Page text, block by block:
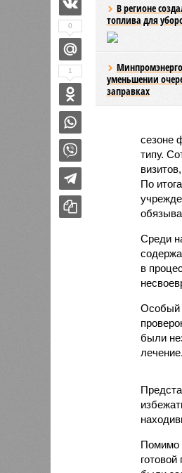
В регионе
топлива для
уменьшении
заправках
сезоне
типу.
По
Среди
в
Особый
были
лечение.
Помимо
0
1